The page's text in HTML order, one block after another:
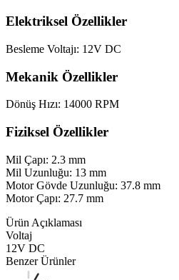
Elektriksel Özellikler
Besleme Voltajı: 12V DC
Mekanik Özellikler
Dönüş Hızı: 14000 RPM
Fiziksel Özellikler
Mil Çapı: 2.3 mm
Mil Uzunluğu: 13 mm
Motor Gövde Uzunluğu: 37.8 mm
Motor Çapı: 27.7 mm
Ürün Açıklaması
Voltaj
12V DC
Benzer Ürünler